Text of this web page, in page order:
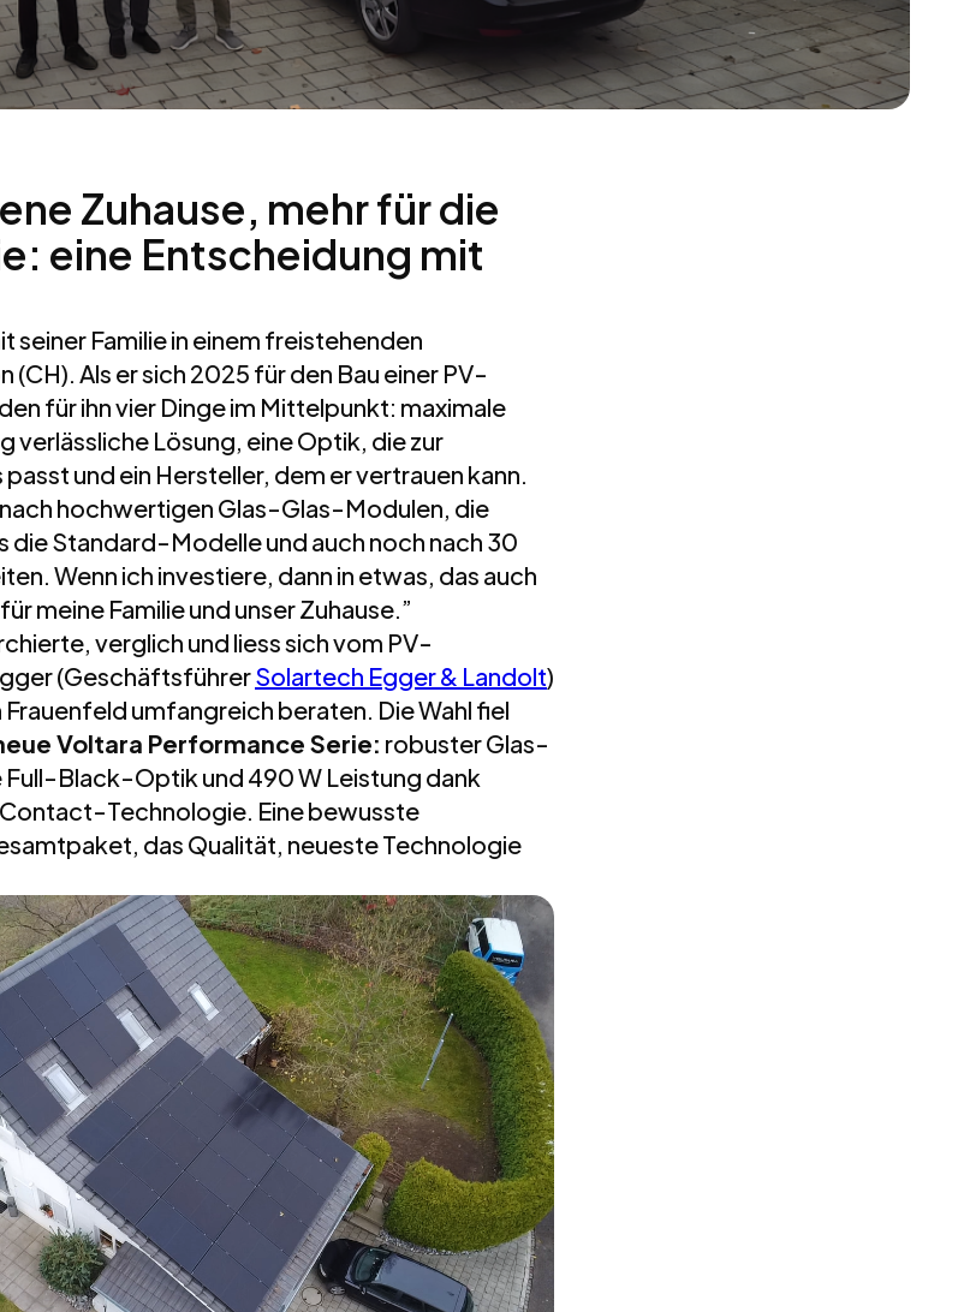
Zuhause, mehr für die
eine Entscheidung mit
seiner Familie in einem freistehenden
(CH). Als er sich 2025 für den Bau einer PV-
für ihn vier Dinge im Mittelpunkt: maximale
verlässliche Lösung, eine Optik, die zur
und ein Hersteller, dem er vertrauen kann.
nach hochwertigen Glas-Glas-Modulen, die
die Standard-Modelle und auch noch nach 30
Wenn ich investiere, dann in etwas, das auch
meine Familie und unser Zuhause.”
verglich und liess sich vom PV-
(GeschäftsführerSolartech Egger & Landolt)
umfangreich beraten. Die Wahl fiel
Voltara Performance Serie: robuster Glas-
Black-Optik und 490 W Leistung dank
Technologie. Eine bewusste
das Qualität, neueste Technologie